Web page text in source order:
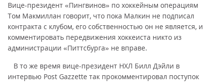
Вице-президент «Пингвинов» по хоккейным операциям
Том Макмиллан говорит, что пока Малкин не подписал
контракта с клубом, его собственностью он не является, и
комментировать передвижения хоккеиста никто из
администрации «Питтсбурга» не вправе.
В то же время вице-президент НХЛ Билл Дэйли в
интервью Post Gazzette так прокомментировал поступок